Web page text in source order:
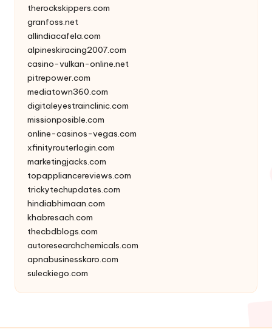
therockskippers.com
granfoss.net
allindiacafela.com
alpineskiracing2007.com
casino-vulkan-online.net
pitrepower.com
mediatown360.com
digitaleyestrainclinic.com
missionposible.com
online-casinos-vegas.com
xfinityrouterlogin.com
marketingjacks.com
topappliancereviews.com
trickytechupdates.com
hindiabhimaan.com
khabresach.com
thecbdblogs.com
autoresearchchemicals.com
apnabusinesskaro.com
suleckiego.com